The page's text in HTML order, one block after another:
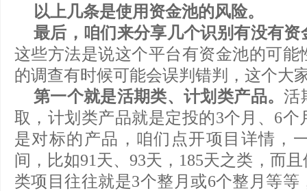
以上几条是使用资金池的风险。
最后，咱们来分享几个识别有没有资
这些方法是说这个平台有资金池的可能
的调查有时候可能会误判错判，这个大
第一个就是活期类、计划类产品。活
取，计划类产品就是定投的3个月、6个
是对标的产品，咱们点开项目详情，
间，比如91天、93天，185天之类，而
类项目往往就是3个整月或6个整月等